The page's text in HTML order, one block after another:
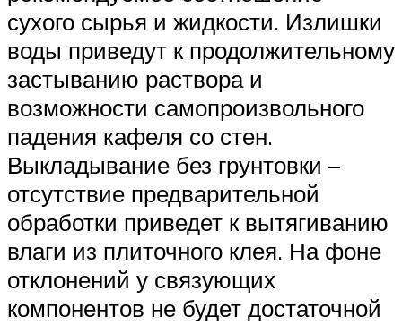
сухого сырья и жидкости. Излишки
воды приведут к продолжительному
застыванию раствора и
возможности самопроизвольного
падения кафеля со стен.
Выкладывание без грунтовки –
отсутствие предварительной
обработки приведет к вытягиванию
влаги из плиточного клея. На фоне
отклонений у связующих
компонентов не будет достаточной